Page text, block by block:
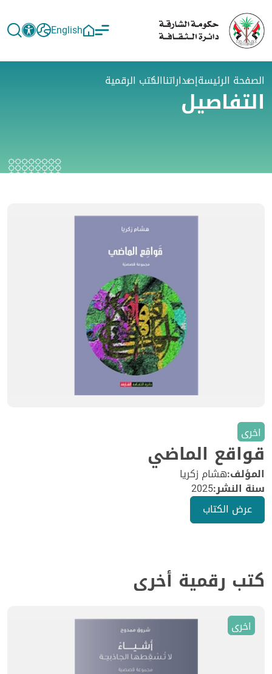
English
الصفحة الرئيسةإصداراتناالكتب الرقمية
التفاصيل
اخرى
قواقع الماضي
المؤلف:هشام زكريا
سنة النشر:2025
عرض الكتاب
كتب رقمية أخرى
اخرى